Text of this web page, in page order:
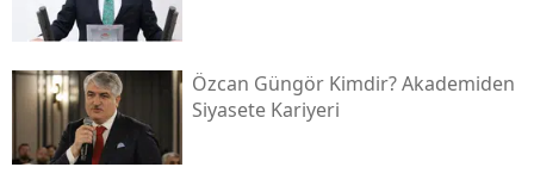
Özcan Güngör Kimdir? Akademiden
Siyasete Kariyeri